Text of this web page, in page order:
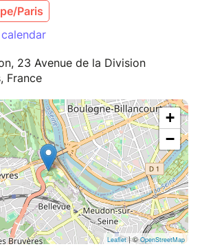
Paris
23 Avenue de la Division
France
+
−
Leaflet| ©OpenStreetMap